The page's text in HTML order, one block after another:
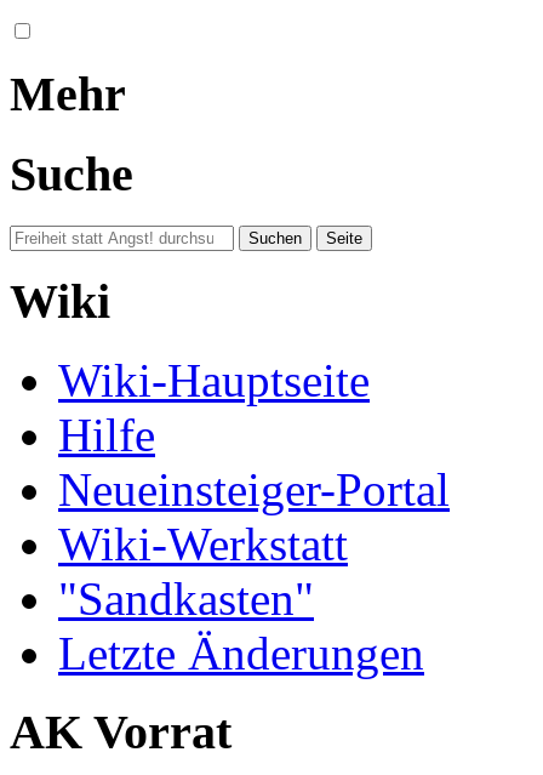
Mehr
Suche
Wiki
Wiki-Hauptseite
Hilfe
Neueinsteiger-Portal
Wiki-Werkstatt
"Sandkasten"
Letzte Änderungen
AK Vorrat